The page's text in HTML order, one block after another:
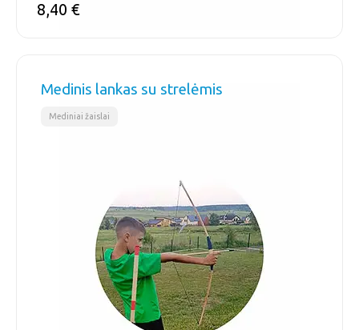
8,40 €
Medinis lankas su strelėmis
Mediniai žaislai